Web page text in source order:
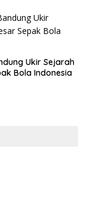
Ukir Sejarah
Bola Indonesia